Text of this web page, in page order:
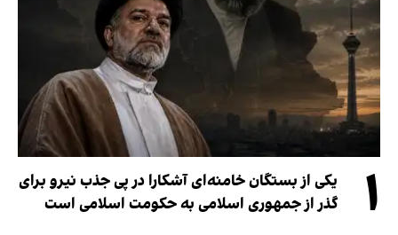
۱
یکی از بستگان خامنه‌ای آشکارا در پی جذب نیرو برای
گذر از جمهوری اسلامی به حکومت اسلامی است